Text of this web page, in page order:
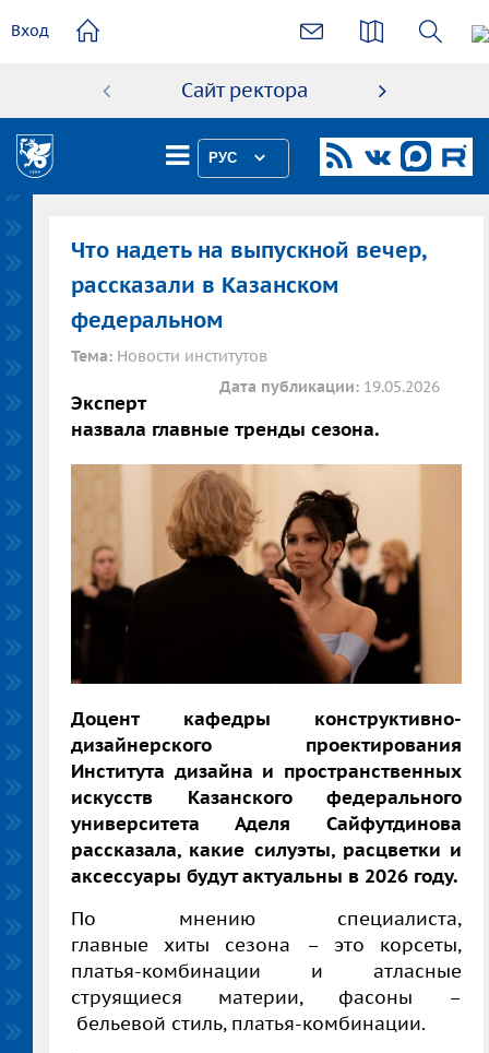
содержанию
Вход
Сайт ректора
РУС
Что надеть на выпускной вечер,
рассказали в Казанском
федеральном
Тема: Новости институтов
Дата публикации: 19.05.2026
Эксперт
назвала главные тренды сезона.
Доцент кафедры конструктивно-
дизайнерского проектирования
Института дизайна и пространственных
искусств Казанского федерального
университета Аделя Сайфутдинова
рассказала, какие силуэты, расцветки и
аксессуары будут актуальны в 2026 году.
По мнению специалиста,
главные хиты сезона – это корсеты,
платья-комбинации и атласные
струящиеся материи, фасоны –
бельевой стиль, платья-комбинации.